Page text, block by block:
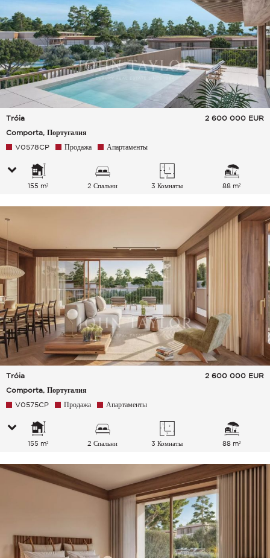
Tróia
Comporta, Португалия
2 600 000 EUR
V0578CP Продажа Апартаменты
155 m² 2 Спальни 3 Комнаты 88 m²
Tróia
Comporta, Португалия
2 600 000 EUR
V0575CP Продажа Апартаменты
155 m² 2 Спальни 3 Комнаты 88 m²